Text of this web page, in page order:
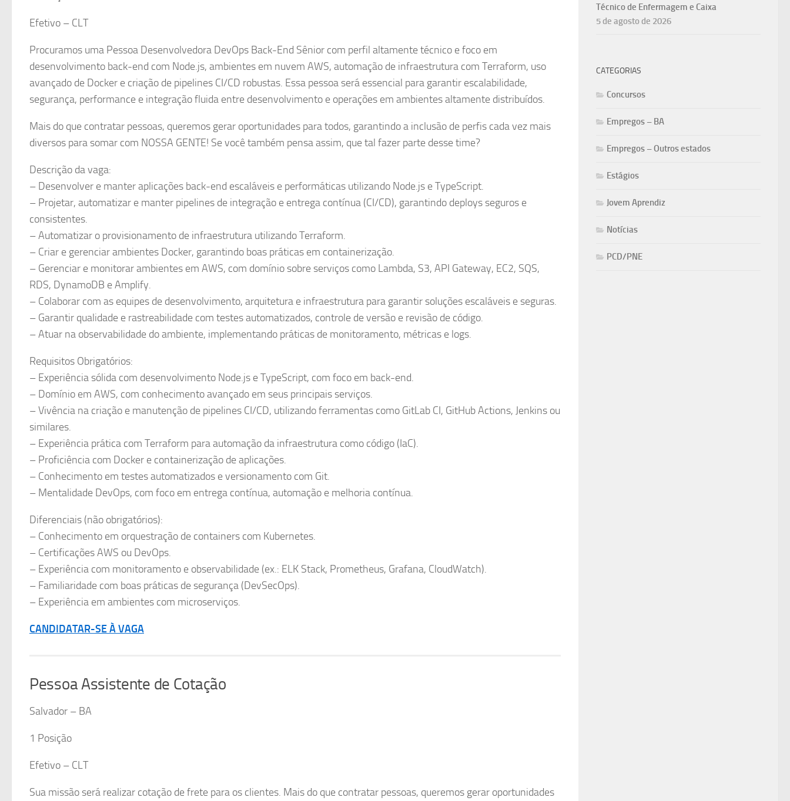
Efetivo – CLT
Procuramos uma Pessoa Desenvolvedora DevOps Back-End Sênior com perfil altamente técnico e foco em
desenvolvimento back-end com Node.js, ambientes em nuvem AWS, automação de infraestrutura com Terraform, uso
avançado de Docker e criação de pipelines CI/CD robustas. Essa pessoa será essencial para garantir escalabilidade,
segurança, performance e integração fluida entre desenvolvimento e operações em ambientes altamente distribuídos.
Mais do que contratar pessoas, queremos gerar oportunidades para todos, garantindo a inclusão de perfis cada vez mais
diversos para somar com NOSSA GENTE! Se você também pensa assim, que tal fazer parte desse time?
Descrição da vaga:
– Desenvolver e manter aplicações back-end escaláveis e performáticas utilizando Node.js e TypeScript.
– Projetar, automatizar e manter pipelines de integração e entrega contínua (CI/CD), garantindo deploys seguros e
consistentes.
– Automatizar o provisionamento de infraestrutura utilizando Terraform.
– Criar e gerenciar ambientes Docker, garantindo boas práticas em containerização.
– Gerenciar e monitorar ambientes em AWS, com domínio sobre serviços como Lambda, S3, API Gateway, EC2, SQS,
RDS, DynamoDB e Amplify.
– Colaborar com as equipes de desenvolvimento, arquitetura e infraestrutura para garantir soluções escaláveis e seguras.
– Garantir qualidade e rastreabilidade com testes automatizados, controle de versão e revisão de código.
– Atuar na observabilidade do ambiente, implementando práticas de monitoramento, métricas e logs.
Requisitos Obrigatórios:
– Experiência sólida com desenvolvimento Node.js e TypeScript, com foco em back-end.
– Domínio em AWS, com conhecimento avançado em seus principais serviços.
– Vivência na criação e manutenção de pipelines CI/CD, utilizando ferramentas como GitLab CI, GitHub Actions, Jenkins ou
similares.
– Experiência prática com Terraform para automação da infraestrutura como código (IaC).
– Proficiência com Docker e containerização de aplicações.
– Conhecimento em testes automatizados e versionamento com Git.
– Mentalidade DevOps, com foco em entrega contínua, automação e melhoria contínua.
Diferenciais (não obrigatórios):
– Conhecimento em orquestração de containers com Kubernetes.
– Certificações AWS ou DevOps.
– Experiência com monitoramento e observabilidade (ex.: ELK Stack, Prometheus, Grafana, CloudWatch).
– Familiaridade com boas práticas de segurança (DevSecOps).
– Experiência em ambientes com microserviços.
CANDIDATAR-SE À VAGA
Pessoa Assistente de Cotação
Salvador – BA
1 Posição
Efetivo – CLT
Sua missão será realizar cotação de frete para os clientes. Mais do que contratar pessoas, queremos gerar oportunidades
Técnico de Enfermagem e Caixa
5 de agosto de 2026
CATEGORIAS
Concursos
Empregos – BA
Empregos – Outros estados
Estágios
Jovem Aprendiz
Notícias
PCD/PNE